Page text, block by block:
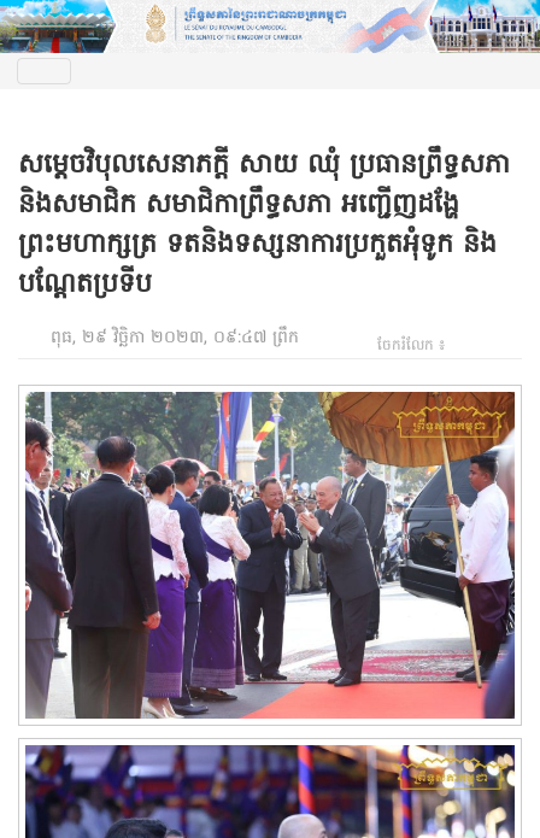
សម្តេចវិបុលសេនាភក្តី សាយ ឈុំ ប្រធានព្រឹទ្ធសភា
និងសមាជិក សមាជិកាព្រឹទ្ធសភា អញ្ជើញដង្ហែ
ព្រះមហាក្សត្រ ទតនិងទស្សនាការប្រកួតអុំទូក និង
បណ្តែតប្រទីប
ពុធ, ២៩ វិច្ឆិកា ២០២៣, ០៩:៤៧ ព្រឹក ចែករំលែក ៖